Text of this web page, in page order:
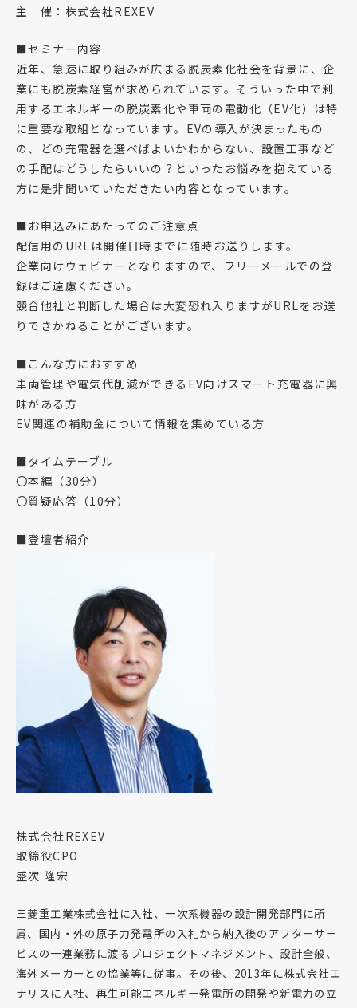
主 催：株式会社REXEV
■セミナー内容
近年、急速に取り組みが広まる脱炭素化社会を背景に、企
業にも脱炭素経営が求められています。そういった中で利
用するエネルギーの脱炭素化や車両の電動化（EV化）は特
に重要な取組となっています。EVの導入が決まったもの
の、どの充電器を選べばよいかわからない、設置工事など
の手配はどうしたらいいの？といったお悩みを抱えている
方に是非聞いていただきたい内容となっています。
■お申込みにあたってのご注意点
配信用のURLは開催日時までに随時お送りします。
企業向けウェビナーとなりますので、フリーメールでの登
録はご遠慮ください。
競合他社と判断した場合は大変恐れ入りますがURLをお送
りできかねることがございます。
■こんな方におすすめ
車両管理や電気代削減ができるEV向けスマート充電器に興
味がある方
EV関連の補助金について情報を集めている方
■タイムテーブル
〇本編（30分）
〇質疑応答（10分）
■登壇者紹介
株式会社REXEV
取締役CPO
盛次 隆宏
三菱重工業株式会社に入社、一次系機器の設計開発部門に所
属、国内・外の原子力発電所の入札から納入後のアフターサー
ビスの一連業務に渡るプロジェクトマネジメント、設計全般、
海外メーカーとの協業等に従事。その後、2013年に株式会社エ
ナリスに入社、再生可能エネルギー発電所の開発や新電力の立